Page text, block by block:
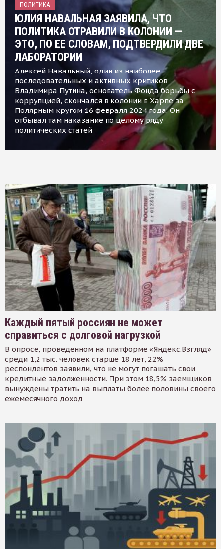
ПОЛИТИКА
ЮЛИЯ НАВАЛЬНАЯ ЗАЯВИЛА, ЧТО
ПОЛИТИКА ОТРАВИЛИ В КОЛОНИИ —
ЭТО, ПО ЕЕ СЛОВАМ, ПОДТВЕРДИЛИ ДВЕ
ЛАБОРАТОРИИ
Алексей Навальный, один из наиболее
последовательных и активных критиков
Владимира Путина, основатель Фонда борьбы с
коррупцией, скончался в колонии в Харпе за
Полярным кругом 16 февраля 2024 года. Он
отбывал там наказание по целому ряду
политических статей
Каждый пятый россиян не может
справиться с долговой нагрузкой
В опросе, проведенном на платформе «Яндекс.Взгляд»
среди 1,2 тыс. человек старше 18 лет, 22%
респондентов заявили, что не могут погашать свои
кредитные задолженности. При этом 18,5% заемщиков
вынуждены тратить на выплаты более половины своего
ежемесячного доход